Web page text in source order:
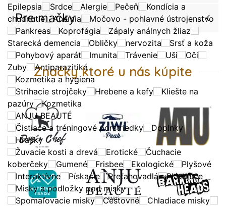
Epilepsia
Srdce Alergie Pečeň
Kondícia a
chudnutie
Anémia
Močovo - pohlavné ústrojenstvo
Pankreas
Koprofágia
Zápaly análnych žliaz
Starecká demencia
Obličky nervozita
Srsť a koža
Pohybový aparát
Imunita Trávenie Uši
Oči
Zuby
Antiparazitiká
Kozmetika a hygiena
Strihacie strojčeky
Hrebene a kefy
Kliešte na
pazúry
Kozmetika
ANJU BEAUTÉ
Čistiace a tréningové porstriedky
Doplnky
Hračky
Žuvacie kosti a drevá
Erotické
Čuchacie
koberčeky
Gumené Frisbee Ekologické
Plyšové
Interaktívne
Pískacie Preťahovadlá
Plávajúce
Misky a podložky pod misky
Spomaľovacie misky
Cestovné
Chladiace misky
Pre mačky
Značky ktoré u nás kúpite